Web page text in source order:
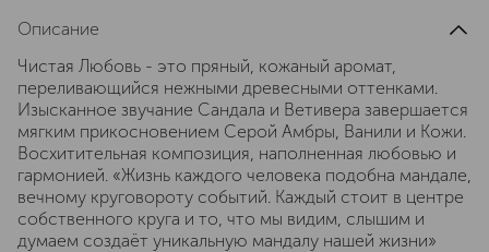
Описание
Чистая Любовь - это пряный, кожаный аромат,
переливающийся нежными древесными оттенками.
Изысканное звучание Сандала и Ветивера завершается
мягким прикосновением Серой Амбры, Ванили и Кожи.
Восхитительная композиция, наполненная любовью и
гармонией. «Жизнь каждого человека подобна мандале,
вечному круговороту событий. Каждый стоит в центре
собственного круга и то, что мы видим, слышим и
думаем создаёт уникальную мандалу нашей жизни»